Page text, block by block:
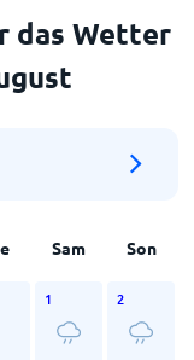
das Wetter
Sam Son
1 2